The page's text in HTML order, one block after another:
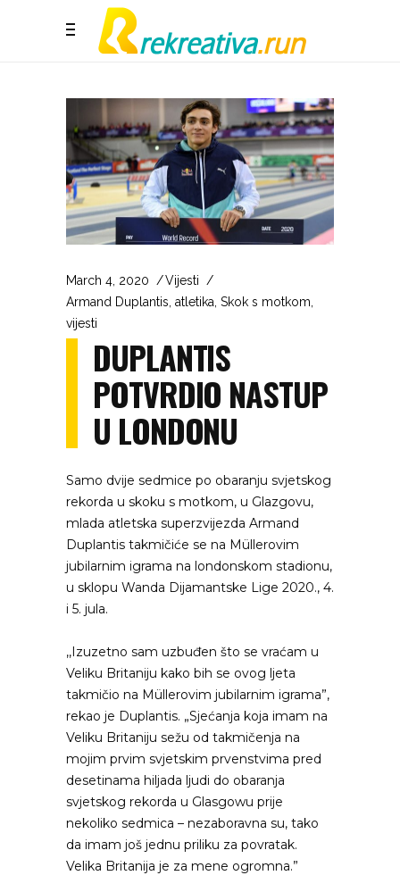
March 4, 2020
Vijesti
Armand Duplantis, atletika, Skok s motkom,
vijesti
DUPLANTIS
POTVRDIO NASTUP
U LONDONU
Samo dvije sedmice po obaranju svjetskog
rekorda u skoku s motkom, u Glazgovu,
mlada atletska superzvijezda Armand
Duplantis takmičiće se na Müllerovim
jubilarnim igrama na londonskom stadionu,
u sklopu Wanda Dijamantske Lige 2020., 4.
i 5. jula.
,,Izuzetno sam uzbuđen što se vraćam u
Veliku Britaniju kako bih se ovog ljeta
takmičio na Müllerovim jubilarnim igrama”,
rekao je Duplantis. „Sjećanja koja imam na
Veliku Britaniju sežu od takmičenja na
mojim prvim svjetskim prvenstvima pred
desetinama hiljada ljudi do obaranja
svjetskog rekorda u Glasgowu prije
nekoliko sedmica – nezaboravna su, tako
da imam još jednu priliku za povratak.
Velika Britanija je za mene ogromna.”